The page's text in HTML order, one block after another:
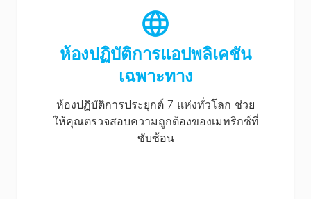
ห้องปฏิบัติการแอปพลิเคชัน
เฉพาะทาง
ห้องปฏิบัติการประยุกต์ 7 แห่งทั่วโลก ช่วย
ให้คุณตรวจสอบความถูกต้องของเมทริกซ์ที่
ซับซ้อน